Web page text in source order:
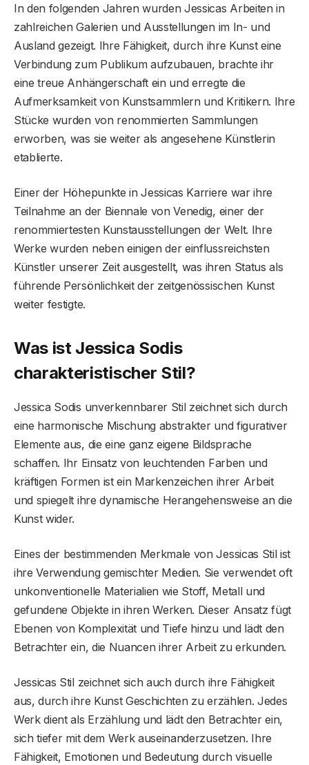
In den folgenden Jahren wurden Jessicas Arbeiten in
zahlreichen Galerien und Ausstellungen im In- und
Ausland gezeigt. Ihre Fähigkeit, durch ihre Kunst eine
Verbindung zum Publikum aufzubauen, brachte ihr
eine treue Anhängerschaft ein und erregte die
Aufmerksamkeit von Kunstsammlern und Kritikern. Ihre
Stücke wurden von renommierten Sammlungen
erworben, was sie weiter als angesehene Künstlerin
etablierte.
Einer der Höhepunkte in Jessicas Karriere war ihre
Teilnahme an der Biennale von Venedig, einer der
renommiertesten Kunstausstellungen der Welt. Ihre
Werke wurden neben einigen der einflussreichsten
Künstler unserer Zeit ausgestellt, was ihren Status als
führende Persönlichkeit der zeitgenössischen Kunst
weiter festigte.
Was ist Jessica Sodis
charakteristischer Stil?
Jessica Sodis unverkennbarer Stil zeichnet sich durch
eine harmonische Mischung abstrakter und figurativer
Elemente aus, die eine ganz eigene Bildsprache
schaffen. Ihr Einsatz von leuchtenden Farben und
kräftigen Formen ist ein Markenzeichen ihrer Arbeit
und spiegelt ihre dynamische Herangehensweise an die
Kunst wider.
Eines der bestimmenden Merkmale von Jessicas Stil ist
ihre Verwendung gemischter Medien. Sie verwendet oft
unkonventionelle Materialien wie Stoff, Metall und
gefundene Objekte in ihren Werken. Dieser Ansatz fügt
Ebenen von Komplexität und Tiefe hinzu und lädt den
Betrachter ein, die Nuancen ihrer Arbeit zu erkunden.
Jessicas Stil zeichnet sich auch durch ihre Fähigkeit
aus, durch ihre Kunst Geschichten zu erzählen. Jedes
Werk dient als Erzählung und lädt den Betrachter ein,
sich tiefer mit dem Werk auseinanderzusetzen. Ihre
Fähigkeit, Emotionen und Bedeutung durch visuelle